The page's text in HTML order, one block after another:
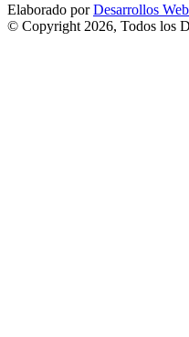
Elaborado porDesarrollos
© Copyright 2026, Todos los